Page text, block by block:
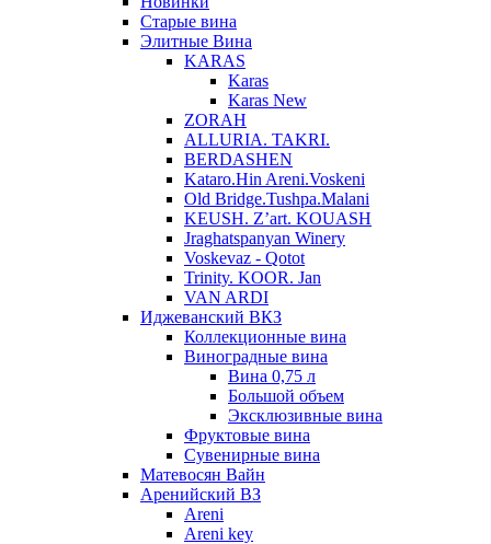
Старые вина
Элитные Вина
KARAS
Karas
Karas New
ZORAH
ALLURIA. TAKRI.
BERDASHEN
Kataro.Hin Areni.Voskeni
Old Bridge.Tushpa.Malani
KEUSH. Z’art. KOUASH
Jraghatspanyan Winery
Voskevaz - Qotot
Trinity. KOOR. Jan
VAN ARDI
Иджеванский ВКЗ
Коллекционные вина
Виноградные вина
Вина 0,75 л
Большой объем
Эксклюзивные вина
Фруктовые вина
Cувенирные вина
Матевосян Вайн
Аренийский ВЗ
Areni
Areni key